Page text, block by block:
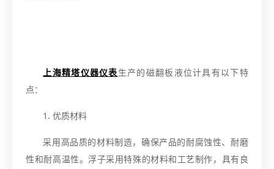
上海精塔仪器仪表生产的磁翻板液位计具有以下特
点：
1. 优质材料
采用高品质的材料制造，确保产品的耐腐蚀性、耐磨
性和耐高温性。浮子采用特殊的材料和工艺制作，具有良